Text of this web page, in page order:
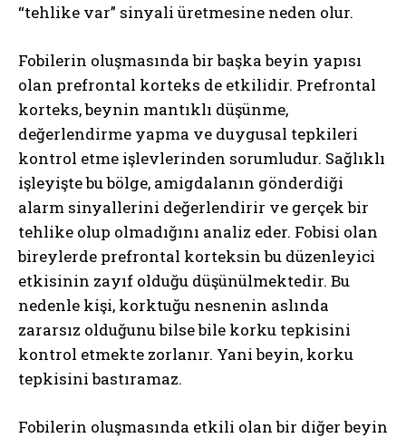
“tehlike var” sinyali üretmesine neden olur.
Fobilerin oluşmasında bir başka beyin yapısı
olan prefrontal korteks de etkilidir. Prefrontal
korteks, beynin mantıklı düşünme,
değerlendirme yapma ve duygusal tepkileri
kontrol etme işlevlerinden sorumludur. Sağlıklı
işleyişte bu bölge, amigdalanın gönderdiği
alarm sinyallerini değerlendirir ve gerçek bir
tehlike olup olmadığını analiz eder. Fobisi olan
bireylerde prefrontal korteksin bu düzenleyici
etkisinin zayıf olduğu düşünülmektedir. Bu
nedenle kişi, korktuğu nesnenin aslında
zararsız olduğunu bilse bile korku tepkisini
kontrol etmekte zorlanır. Yani beyin, korku
tepkisini bastıramaz.
Fobilerin oluşmasında etkili olan bir diğer beyin